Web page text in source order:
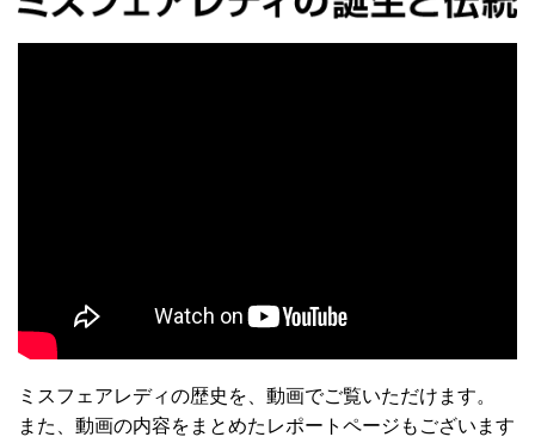
ミスフェアレディの歴史を、動画でご覧いただけます。
また、動画の内容をまとめたレポートページもございます